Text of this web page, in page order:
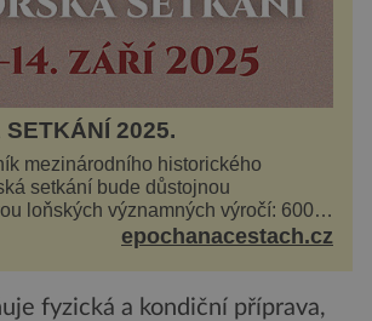
2025.
mezinárodního historického
setkání bude důstojnou
loňských významných výročí: 600
v poli neporaženého hejtmana Jana
epochanacestach.cz
fyzická a kondiční příprava,